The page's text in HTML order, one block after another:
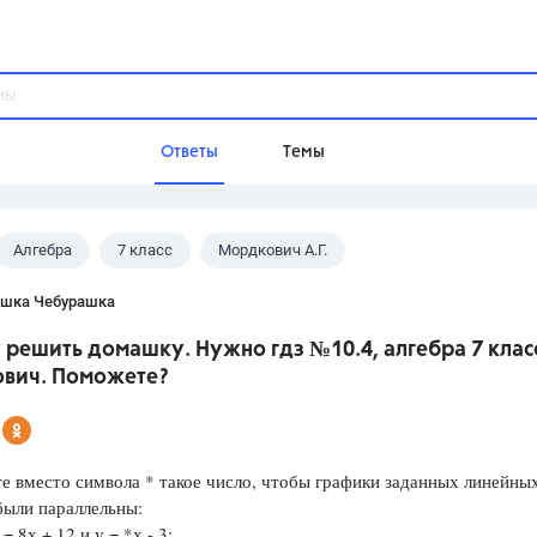
Ответы Темы
Домашнее задание
Школа
Учебники
Алгебра 7 класс Мордкович А.Г.
Чебурашка
решить домашку. Нужно гдз №10.4, алгебра 7
Поможете?
вместо символа * такое число, чтобы графики заданных
параллельны: